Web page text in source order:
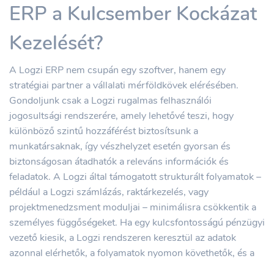
ERP a Kulcsember Kockázat
Kezelését?
A Logzi ERP nem csupán egy szoftver, hanem egy
stratégiai partner a vállalati mérföldkövek elérésében.
Gondoljunk csak a Logzi rugalmas felhasználói
jogosultsági rendszerére, amely lehetővé teszi, hogy
különböző szintű hozzáférést biztosítsunk a
munkatársaknak, így vészhelyzet esetén gyorsan és
biztonságosan átadhatók a releváns információk és
feladatok. A Logzi által támogatott strukturált folyamatok –
például a Logzi számlázás, raktárkezelés, vagy
projektmenedzsment moduljai – minimálisra csökkentik a
személyes függőségeket. Ha egy kulcsfontosságú pénzügyi
vezető kiesik, a Logzi rendszeren keresztül az adatok
azonnal elérhetők, a folyamatok nyomon követhetők, és a